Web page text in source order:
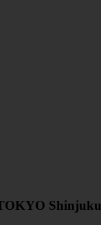
Shinjuku